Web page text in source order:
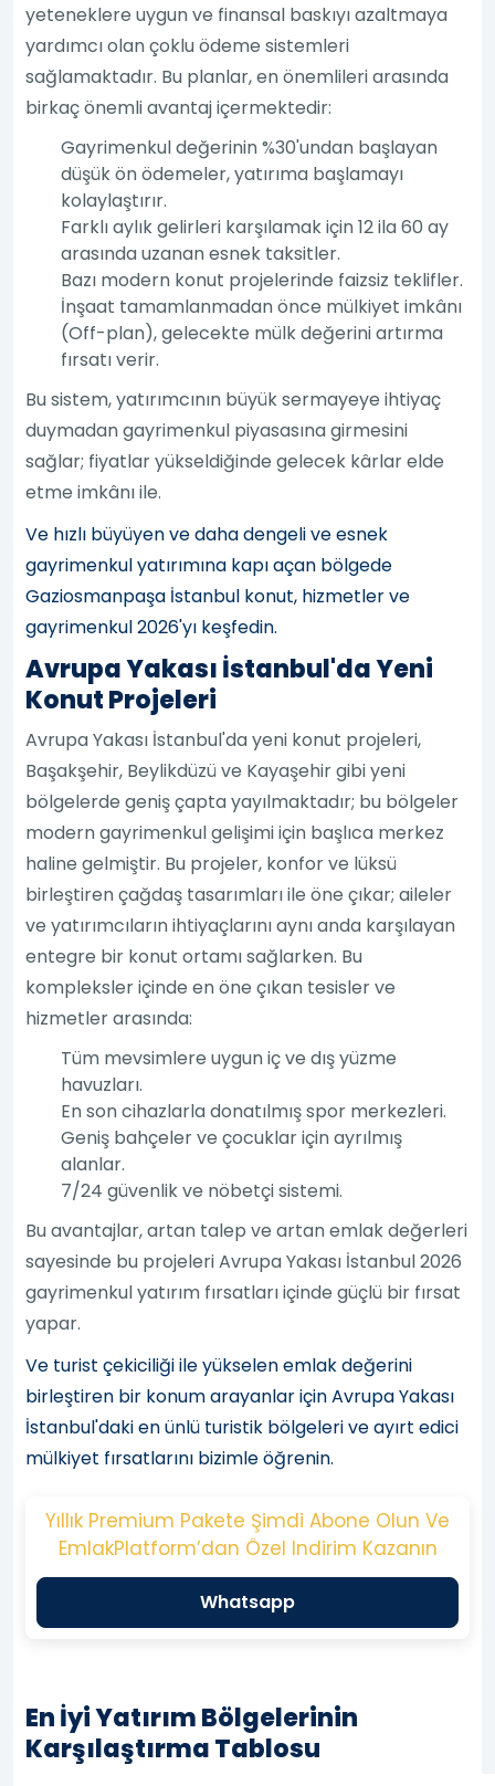
yeteneklere uygun ve finansal baskıyı azaltmaya
yardımcı olan çoklu ödeme sistemleri
sağlamaktadır. Bu planlar, en önemlileri arasında
birkaç önemli avantaj içermektedir:
Gayrimenkul değerinin %30'undan başlayan
düşük ön ödemeler, yatırıma başlamayı
kolaylaştırır.
Farklı aylık gelirleri karşılamak için 12 ila 60 ay
arasında uzanan esnek taksitler.
Bazı modern konut projelerinde faizsiz teklifler.
İnşaat tamamlanmadan önce mülkiyet imkânı
(Off-plan), gelecekte mülk değerini artırma
fırsatı verir.
Bu sistem, yatırımcının büyük sermayeye ihtiyaç
duymadan gayrimenkul piyasasına girmesini
sağlar; fiyatlar yükseldiğinde gelecek kârlar elde
etme imkânı ile.
Ve hızlı büyüyen ve daha dengeli ve esnek
gayrimenkul yatırımına kapı açan bölgede
Gaziosmanpaşa İstanbul konut, hizmetler ve
gayrimenkul 2026'yı keşfedin.
Avrupa Yakası İstanbul'da Yeni
Konut Projeleri
Avrupa Yakası İstanbul'da yeni konut projeleri,
Başakşehir, Beylikdüzü ve Kayaşehir gibi yeni
bölgelerde geniş çapta yayılmaktadır; bu bölgeler
modern gayrimenkul gelişimi için başlıca merkez
haline gelmiştir. Bu projeler, konfor ve lüksü
birleştiren çağdaş tasarımları ile öne çıkar; aileler
ve yatırımcıların ihtiyaçlarını aynı anda karşılayan
entegre bir konut ortamı sağlarken. Bu
kompleksler içinde en öne çıkan tesisler ve
hizmetler arasında:
Tüm mevsimlere uygun iç ve dış yüzme
havuzları.
En son cihazlarla donatılmış spor merkezleri.
Geniş bahçeler ve çocuklar için ayrılmış
alanlar.
7/24 güvenlik ve nöbetçi sistemi.
Bu avantajlar, artan talep ve artan emlak değerleri
sayesinde bu projeleri Avrupa Yakası İstanbul 2026
gayrimenkul yatırım fırsatları içinde güçlü bir fırsat
yapar.
Ve turist çekiciliği ile yükselen emlak değerini
birleştiren bir konum arayanlar için Avrupa Yakası
İstanbul'daki en ünlü turistik bölgeleri ve ayırt edici
mülkiyet fırsatlarını bizimle öğrenin.
Yıllık Premium Pakete Şimdi Abone Olun Ve
EmlakPlatform’dan Özel Indirim Kazanın
Whatsapp
En İyi Yatırım Bölgelerinin
Karşılaştırma Tablosu